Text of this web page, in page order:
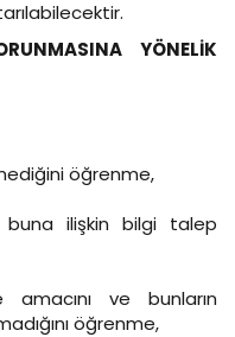
YÖNELİK
öğrenme,
buna ilişkin bilgi talep
ve bunların
öğrenme,